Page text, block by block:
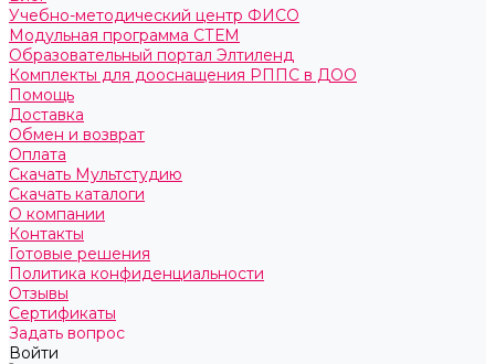
Учебно-методический центр ФИСО
Модульная программа СТЕМ
Образовательный портал Элтиленд
Комплекты для дооснащения РППС в ДОО
Помощь
Доставка
Обмен и возврат
Оплата
Скачать Мультстудию
Скачать каталоги
О компании
Контакты
Готовые решения
Политика конфиденциальности
Отзывы
Сертификаты
Задать вопрос
Войти